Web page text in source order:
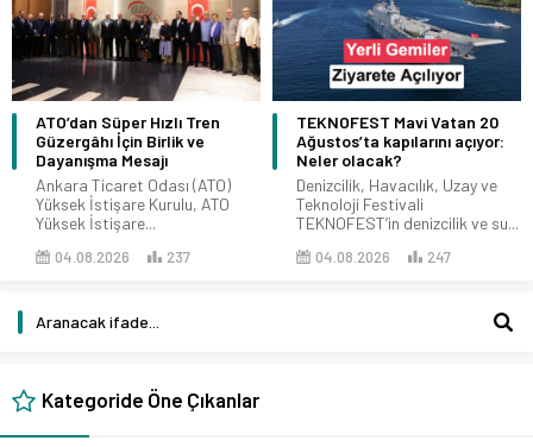
ATO’dan Süper Hızlı Tren
Güzergâhı İçin Birlik ve
Dayanışma Mesajı
Ankara Ticaret Odası (ATO)
Yüksek İstişare Kurulu, ATO
Yüksek İstişare...
04.08.2026 237
TEKNOFEST Mavi Vatan 20
Ağustos’ta kapılarını açıyor:
Neler olacak?
Denizcilik, Havacılık, Uzay ve
Teknoloji Festivali
TEKNOFEST’in denizcilik ve su...
04.08.2026 247
Kategoride Öne Çıkanlar